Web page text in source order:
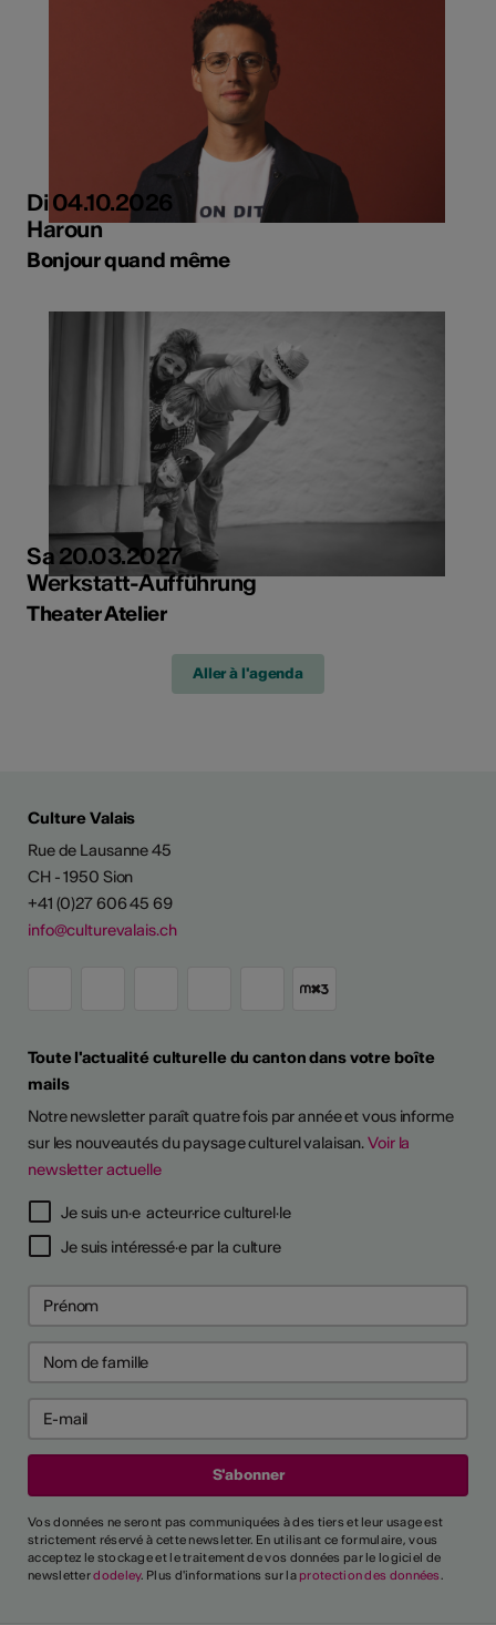
Di 04.10.2026
Haroun
Bonjour quand même
Sa 20.03.2027
Werkstatt-Aufführung
Theater Atelier
Aller à l'agenda
Culture Valais
Rue de Lausanne 45
CH - 1950 Sion
+41 (0)27 606 45 69
info@culturevalais.ch
Toute l'actualité culturelle du canton dans votre boîte
mails
Notre newsletter paraît quatre fois par année et vous informe
sur les nouveautés du paysage culturel valaisan.Voir la
newsletter actuelle
Je suis un·e acteur·rice culturel·le
Je suis intéressé·e par la culture
Vos données ne seront pas communiquées à des tiers et leur usage est
strictement réservé à cette newsletter. En utilisant ce formulaire, vous
acceptez le stockage et le traitement de vos données par le logiciel de
newsletterdodeley. Plus d'informations sur la protection des données.